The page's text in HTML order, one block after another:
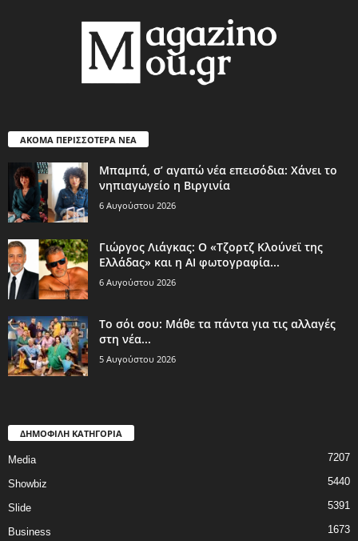
ΑΚΟΜΑ ΠΕΡΙΣΣΟΤΕΡΑ ΝΕΑ
Μπαμπά, σ’ αγαπώ νέα επεισόδια: Χάνει το
νηπιαγωγείο η Βιργινία
6 Αυγούστου 2026
Γιώργος Λιάγκας: Ο «Τζορτζ Κλούνεϊ της
Ελλάδας» και η AI φωτογραφία...
6 Αυγούστου 2026
Το σόι σου: Μάθε τα πάντα για τις αλλαγές
στη νέα...
5 Αυγούστου 2026
ΔΗΜΟΦΙΛΗ ΚΑΤΗΓΟΡΙΑ
Media 7207
Showbiz 5440
Slide 5391
Business 1673